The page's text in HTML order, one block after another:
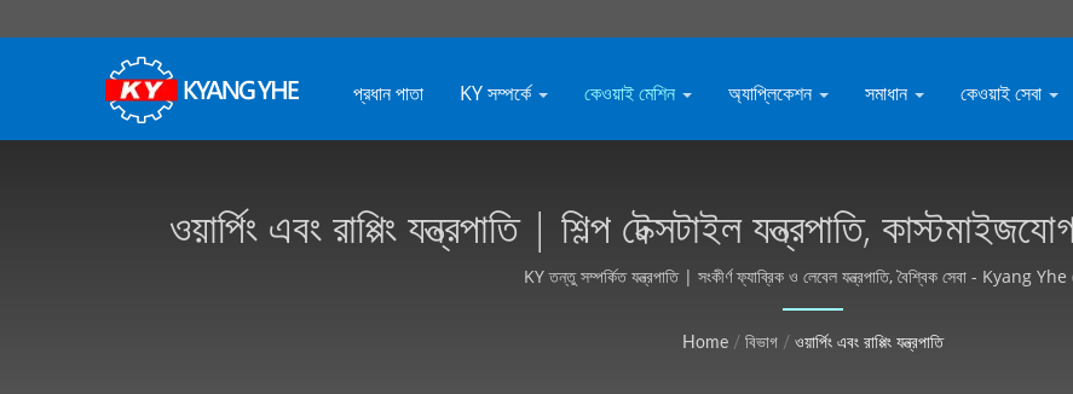
প্রধান পাতা KY সম্পর্কে কেওয়াই মেশিন অ্যাপ্লিকেশন সমাধান কেওয়াই সেবা
ওয়ার্পিং এবং রাপ্পিং যন্ত্রপাতি | শিল্প টেক্সটাইল যন্ত্রপাতি,
(KY)
KY তন্তু সম্পর্কিত যন্ত্রপাতি | সংকীর্ণ ফ্যাব্রিক ও লেবেল যন্ত্রপাতি, বৈশ্বিক সেবা - Kyang
Home / বিভাগ / ওয়ার্পিং এবং রাপ্পিং যন্ত্রপাতি